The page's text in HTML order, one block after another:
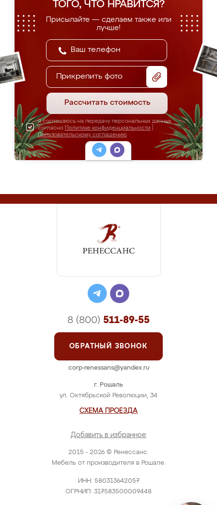
ТОГО, ЧТО НРАВИТСЯ?
Присылайте — сделаем также или
лучше!
Прикрепить фото
Рассчитать стоимость
Я соглашаюсь на передачу персональных данных
согласно Политике конфиденциальности
Пользовательскому соглашению
2015 - 2026 © Ренессанс.
Мебель от производителя в Рошале.
ИНН: 580313642057
ОГРНИП: 317583500009448
г. Рошаль
ул. Октябрьской Революции, 34
СХЕМА ПРОЕЗДА
Добавить в избранное
8 (800) 511-89-55
ОБРАТНЫЙ ЗВОНОК
corp-renessans@yandex.ru